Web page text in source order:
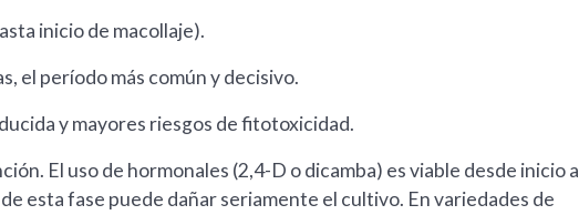
inicio de macollaje).
el período más común y decisivo.
y mayores riesgos de fitotoxicidad.
El uso de hormonales (2,4-D o dicamba) es viable desde inicio a
esta fase puede dañar seriamente el cultivo. En variedades de